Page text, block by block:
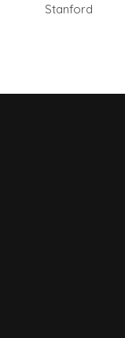
Stanford